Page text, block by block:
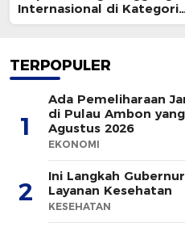
Internasional di Kategori
Gospel & Pop
TERPOPULER
1
Ada Pemeliharaan
di Pulau Ambon
Agustus 2026
EKONOMI
2
Ini Langkah
Layanan Kesehatan
KESEHATAN